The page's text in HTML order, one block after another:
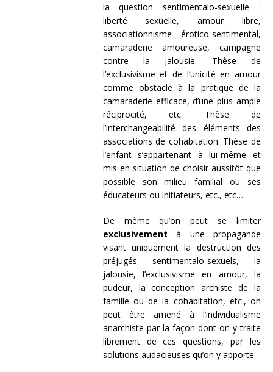
la question sentimentalo-sexuelle :
liberté sexuelle, amour libre,
associationnisme érotico-sentimental,
camara­derie amoureuse, campagne
contre la jalousie. Thèse de
l’exclusivisme et de l’unicité en amour
comme obstacle à la pratique de la
camaraderie efficace, d’une plus ample
réciprocité, etc. Thèse de
l’interchangeabilité des éléments des
associations de cohabitation. Thèse de
l’enfant s’appartenant à lui-même et
mis en situation de choisir aussitôt que
possible son milieu familial ou ses
éducateurs ou initiateurs, etc., etc…
De même qu’on peut se limiter
exclusivement à une propagande
visant uniquement la destruction des
préjugés sentimentalo-sexuels, la
jalousie, l’exclusivisme en amour, la
pudeur, la conception archiste de la
famille ou de la cohabitation, etc., on
peut être amené à l’individualisme
anarchiste par la façon dont on y traite
librement de ces questions, par les
solutions audacieuses qu’on y apporte.